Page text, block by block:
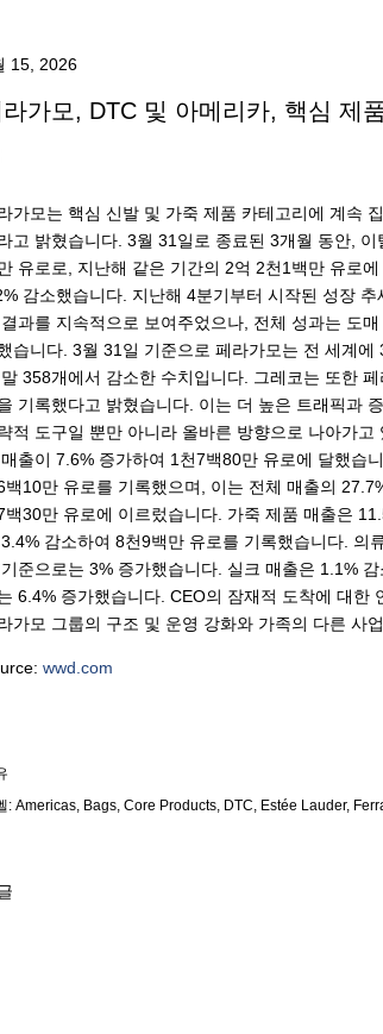
15, 2026
가모, DTC 및 아메리카, 핵심 제
가모는 핵심 신발 및 가죽 제품 카테고리에 계속
고 밝혔습니다. 3월 31일로 종료된 3개월 동안,
유로로, 지난해 같은 기간의 2억 2천1백만 유로
감소했습니다. 지난해 4분기부터 시작된 성장
과를 지속적으로 보여주었으나, 전체 성과는 도
습니다. 3월 31일 기준으로 페라가모는 전 세계
358개에서 감소한 수치입니다. 그레코는 또한
기록했다고 밝혔습니다. 이는 더 높은 트래픽과
적 도구일 뿐만 아니라 올바른 방향으로 나아가
출이 7.6% 증가하여 1천7백80만 유로에 달했습
백10만 유로를 기록했으며, 이는 전체 매출의
백30만 유로에 이르렀습니다. 가죽 제품 매출은
감소하여 8천9백만 유로를 기록했습니다. 의
준으로는 3% 증가했습니다. 실크 매출은 1.1%
6.4% 증가했습니다. CEO의 잠재적 도착에 대한
가모 그룹의 구조 및 운영 강화와 가족의 다른 사
wwd.com
: Americas Bags Core Products DTC Estée Lauder